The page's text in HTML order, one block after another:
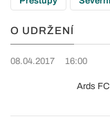
O UDRŽENÍ
08.04.2017 16:00
Ards FC